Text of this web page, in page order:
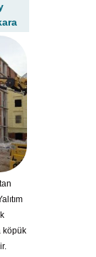
köpük